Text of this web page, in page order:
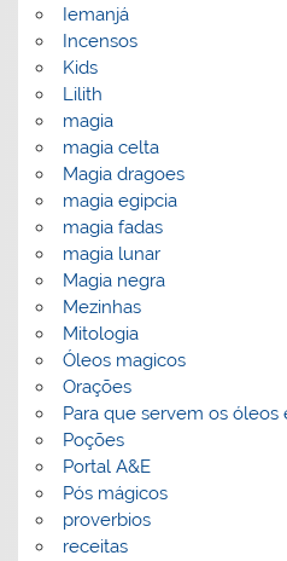
Iemanjá
Incensos
Kids
Lilith
magia
magia celta
Magia dragoes
magia egipcia
magia fadas
magia lunar
Magia negra
Mezinhas
Mitologia
Óleos magicos
Orações
Para que servem os óleos
Poções
Portal A&E
Pós mágicos
proverbios
receitas